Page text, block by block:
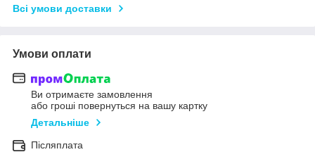
Всі умови доставки
Умови оплати
Ви отримаєте замовлення
або гроші повернуться на вашу картку
Детальніше
Післяплата